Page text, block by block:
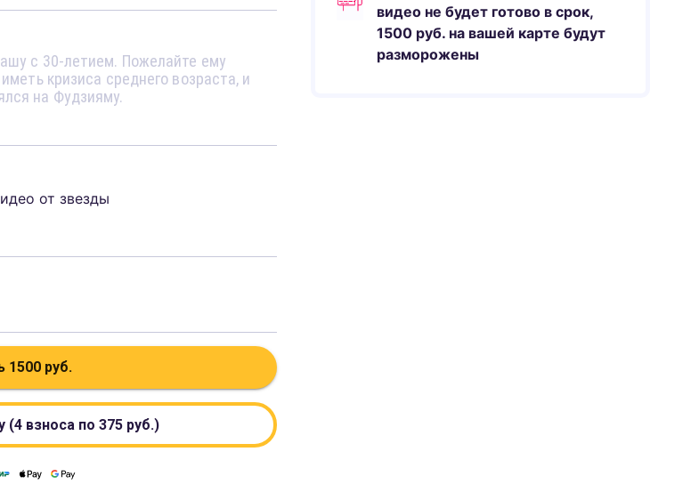
от звезды
1500 руб.
(4 взноса по375 руб.)
видео не будет готово в срок,
1500 руб. на вашей карте будут
разморожены